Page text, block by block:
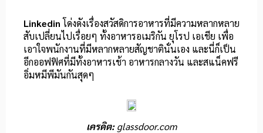
Linkedin โด่งดังเรื่องสวัสดิการอาหารที่มีความหลากหลาย
สับเปลี่ยนไปเรื่อยๆ ทั้งอาหารอเมริกัน ยุโรป เอเชีย เพื่อ
เอาใจพนักงานที่มีหลากหลายสัญชาตินั่นเอง และนี่ก็เป็น
อีกออฟฟิศที่มีทั้งอาหารเช้า อาหารกลางวัน และสแน็คฟรี
อิ่มหมีพีมันกันสุดๆ
เครดิต:glassdoor.com